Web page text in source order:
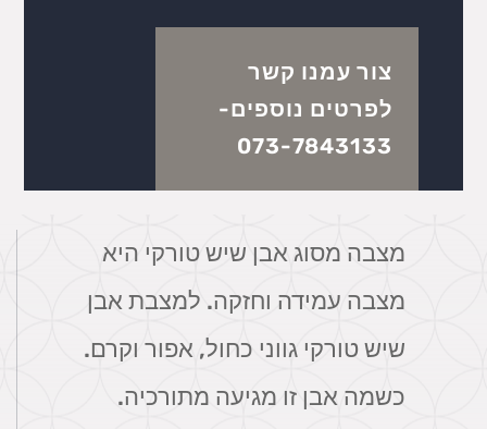
צור עמנו קשר
לפרטים נוספים-
073-7843133
מצבה מסוג אבן שיש טורקי היא
מצבה עמידה וחזקה. למצבת אבן
שיש טורקי גווני כחול, אפור וקרם.
כשמה אבן זו מגיעה מתורכיה.